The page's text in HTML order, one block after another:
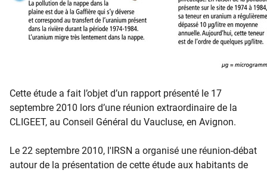
Cette étude a fait l’objet d’un rapport présenté le 17
septembre 2010 lors d’une réunion extraordinaire de la
CLIGEET, au Conseil Général du Vaucluse, en Avignon.
Le 22 septembre 2010, l'IR​SN a organisé une réunion-débat
autour de la présentation de cette étude aux habitants de